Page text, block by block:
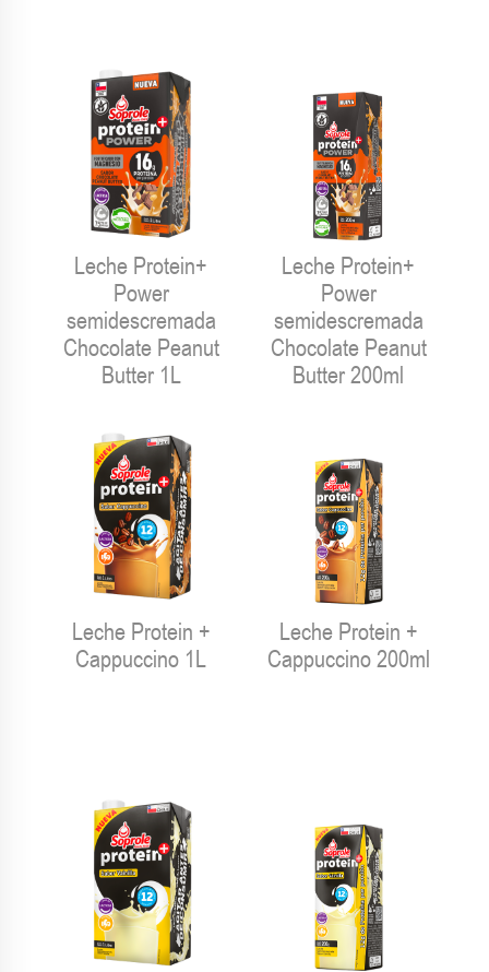
Leche Protein+
Power
semidescremada
Chocolate Peanut
Butter 1L
Leche Protein+
Power
semidescremada
Chocolate Peanut
Butter 200ml
Leche Protein +
Cappuccino 1L
Leche Protein +
Cappuccino 200ml